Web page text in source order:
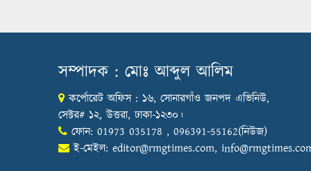
সম্পাদক : মোঃ আব্দুল আলিম
কর্পোরেট অফিস : ১৬, সোনারগাঁও জনপদ এভিনিউ,
সেক্টর# ১২, উত্তরা, ঢাকা-১২৩০।
ফোন: 01973 035178 , 096391-55162(নিউজ)
ই-মেইল: editor@rmgtimes.com,